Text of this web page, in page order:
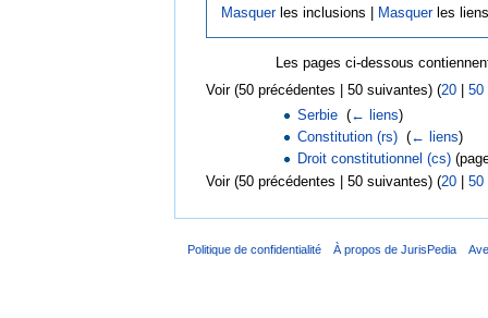
Masquerles inclusions | Masquerles
Les pages ci-dessous
Voir (50 précédentes | 50 suivantes) (20 50
Serbie ‎(← liens)
Constitution (rs) ‎(← liens)
Droit constitutionnel (cs)
Voir (50 précédentes | 50 suivantes) (20 | 50
Politique de confidentialité À propos de JurisPedia